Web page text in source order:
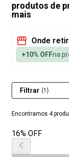
produtos de
mais
Onde
+10% OFFna
Encontramos 4
Filtrar (1)
16% OFF